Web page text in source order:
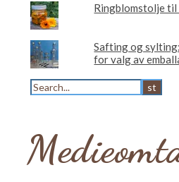
Ringblomstolje
Safting og
for valg av